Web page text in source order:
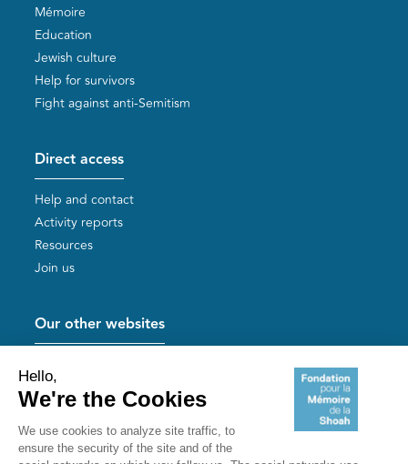
Mémoire
Education
Jewish culture
Help for survivors
Fight against anti-Semitism
Direct access
Help and contact
Activity reports
Resources
Join us
Our other websites
Mémoires vives
Useful links